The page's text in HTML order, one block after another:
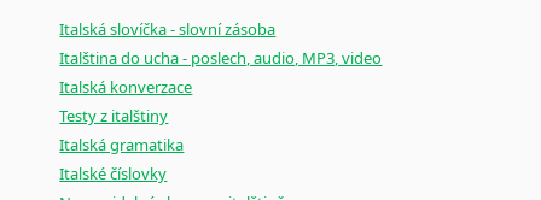
Italská slovíčka - slovní zásoba
Italština do ucha - poslech, audio, MP3, video
Italská konverzace
Testy z italštiny
Italská gramatika
Italské číslovky